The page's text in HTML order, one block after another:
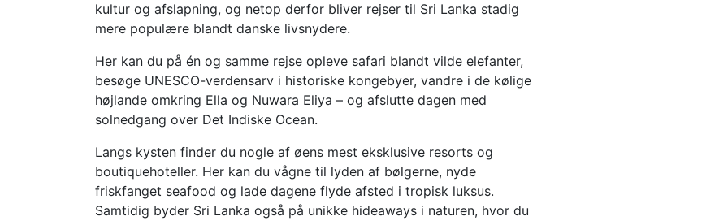
kultur og afslapning, og netop derfor bliver rejser til Sri Lanka stadig
mere populære blandt danske livsnydere.
Her kan du på én og samme rejse opleve safari blandt vilde elefanter,
besøge UNESCO-verdensarv i historiske kongebyer, vandre i de kølige
højlande omkring Ella og Nuwara Eliya – og afslutte dagen med
solnedgang over Det Indiske Ocean.
Langs kysten finder du nogle af øens mest eksklusive resorts og
boutiquehoteller. Her kan du vågne til lyden af bølgerne, nyde
friskfanget seafood og lade dagene flyde afsted i tropisk luksus.
Samtidig byder Sri Lanka også på unikke hideaways i naturen, hvor du